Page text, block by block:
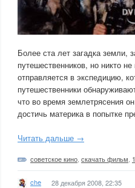
Более ста лет загадка земли,
путешественников, но никто
отправляется в экспедицию,
путешественники
что во время землетрясения
достичь материка в попытке
Читать дальше →
советское кино скачать фильм
che 28 декабря 2008, 22:35